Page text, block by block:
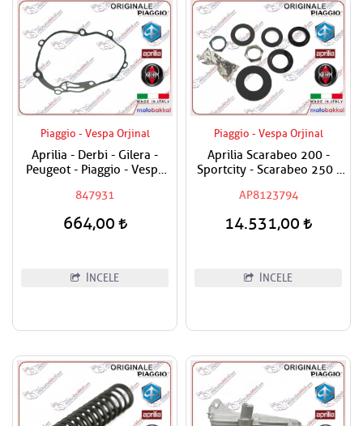
Piaggio - Vespa Orjinal
Aprilia - Derbi - Gilera -
Peugeot - Piaggio - Vespa
Contası
847931
664,00
İNCELE
Piaggio - Vespa Orjinal
Aprilia Scarabeo 200 -
Sportcity - Scarabeo 250 -
Seti / Maşa Rulman Set
AP8123794
14.531,00
İNCELE